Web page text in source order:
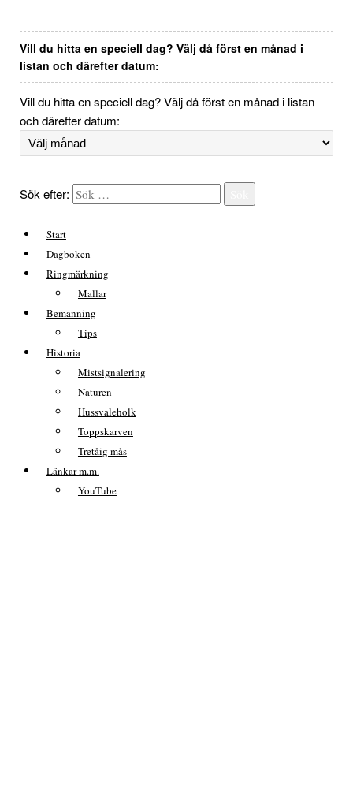
Vill du hitta en speciell dag? Välj då först en månad i
listan och därefter datum:
Vill du hitta en speciell dag? Välj då först en månad i listan
och därefter datum:
Sök efter:
Start
Dagboken
Ringmärkning
Mallar
Bemanning
Tips
Historia
Mistsignalering
Naturen
Hussvaleholk
Toppskarven
Tretåig mås
Länkar m.m.
YouTube